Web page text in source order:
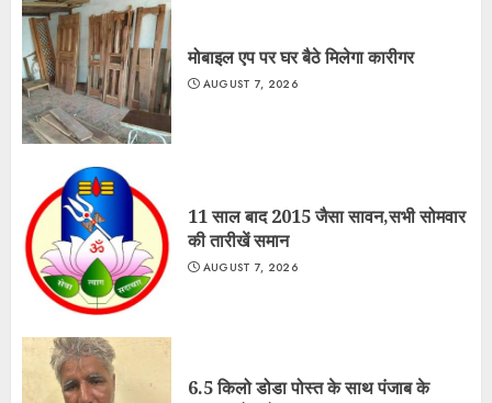
मोबाइल एप पर घर बैठे मिलेगा कारीगर
AUGUST 7, 2026
11 साल बाद 2015 जैसा सावन,सभी सोमवार
की तारीखें समान
AUGUST 7, 2026
6.5 किलो डोडा पोस्त के साथ पंजाब के